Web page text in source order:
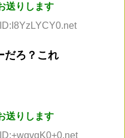
送りします
だろ？これ
送りします